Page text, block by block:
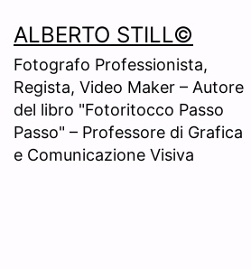
to
content
ALBERTO STILL©
Fotografo Professionista,
Regista, Video Maker – Autore
del libro "Fotoritocco Passo
Passo" – Professore di Grafica
e Comunicazione Visiva